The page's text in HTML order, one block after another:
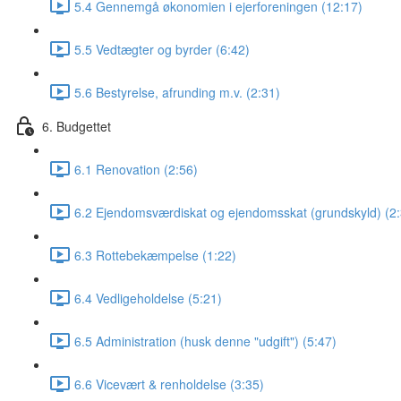
5.4 Gennemgå økonomien i ejerforeningen (12:17)
5.5 Vedtægter og byrder (6:42)
5.6 Bestyrelse, afrunding m.v. (2:31)
6. Budgettet
6.1 Renovation (2:56)
6.2 Ejendomsværdiskat og ejendomsskat (grundskyld)
6.3 Rottebekæmpelse (1:22)
6.4 Vedligeholdelse (5:21)
6.5 Administration (husk denne "udgift") (5:47)
6.6 Vicevært & renholdelse (3:35)